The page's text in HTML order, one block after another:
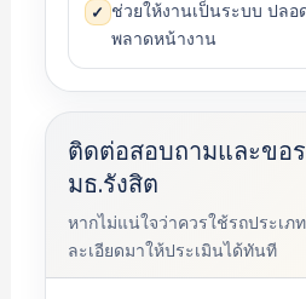
✓ ช่วยให้งานเป็นระบบ ปล
พลาดหน้างาน
ติดต่อสอบถามและขอ
มธ.รังสิต
หากไม่แน่ใจว่าควรใช้รถประเภ
ละเอียดมาให้ประเมินได้ทันที